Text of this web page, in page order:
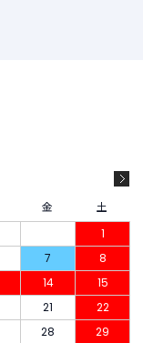
金
土
1
7
8
14
15
21
22
28
29